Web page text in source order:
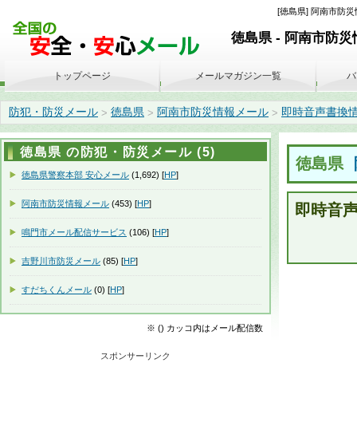
[徳島県] 阿南市防
徳島県 - 阿南市防災
防犯・防災メール > 徳島県 > 阿南市防災情報メール > 即時音声書換
徳島県
即時音
トップページ メールマガジン一覧
徳島県 の防犯・防災メール (5)
徳島県警察本部 安心メール (1,692) [HP]
阿南市防災情報メール (453) [HP]
鳴門市メール配信サービス (106) [HP]
吉野川市防災メール (85) [HP]
すだちくんメール (0) [HP]
※ () カッコ内はメール配信数
スポンサーリンク